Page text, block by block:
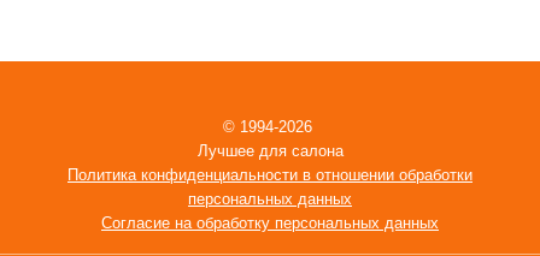
© 1994-2026
Лучшее для салона
Политика конфиденциальности в отношении обработки
персональных данных
Согласие на обработку персональных данных